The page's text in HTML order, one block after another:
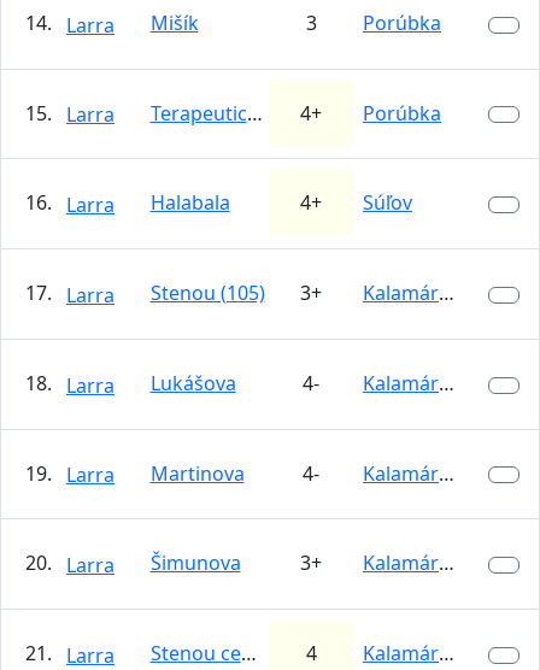
14. Larra Mišík 3 Porúbka
15. Larra Terapeutická 4+ Porúbka
16. Larra Halabala 4+ Súľov
17. Larra Stenou (105) 3+ Kalamárka
18. Larra Lukášova 4- Kalamárka
19. Larra Martinova 4- Kalamárka
20. Larra Šimunova 3+ Kalamárka
21. Larra Stenou cez previs (105a) 4 Kalamárka